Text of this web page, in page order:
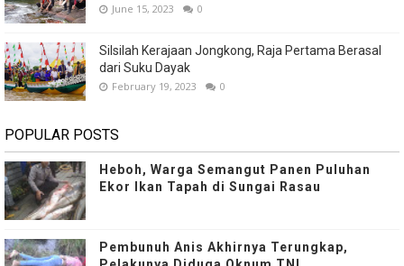
June 15, 2023 0
Silsilah Kerajaan Jongkong, Raja Pertama Berasal
dari Suku Dayak
February 19, 2023 0
POPULAR POSTS
Heboh, Warga Semangut Panen Puluhan
Ekor Ikan Tapah di Sungai Rasau
Pembunuh Anis Akhirnya Terungkap,